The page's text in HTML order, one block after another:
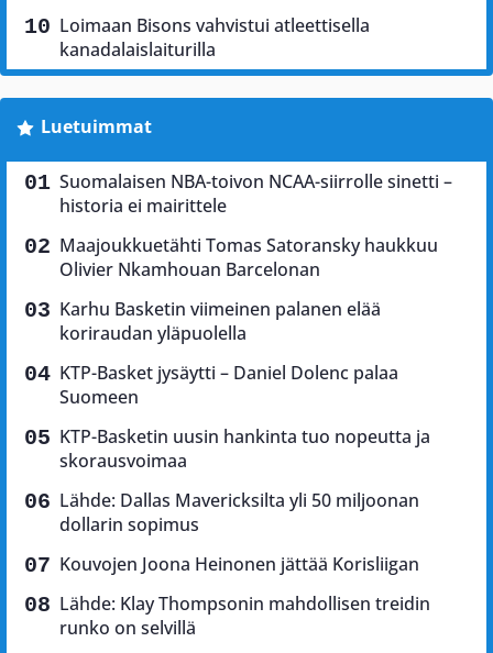
Loimaan Bisons vahvistui atleettisella
kanadalaislaiturilla
Luetuimmat
Suomalaisen NBA-toivon NCAA-siirrolle sinetti –
historia ei mairittele
Maajoukkuetähti Tomas Satoransky haukkuu
Olivier Nkamhouan Barcelonan
Karhu Basketin viimeinen palanen elää
koriraudan yläpuolella
KTP-Basket jysäytti – Daniel Dolenc palaa
Suomeen
KTP-Basketin uusin hankinta tuo nopeutta ja
skorausvoimaa
Lähde: Dallas Mavericksilta yli 50 miljoonan
dollarin sopimus
Kouvojen Joona Heinonen jättää Korisliigan
Lähde: Klay Thompsonin mahdollisen treidin
runko on selvillä